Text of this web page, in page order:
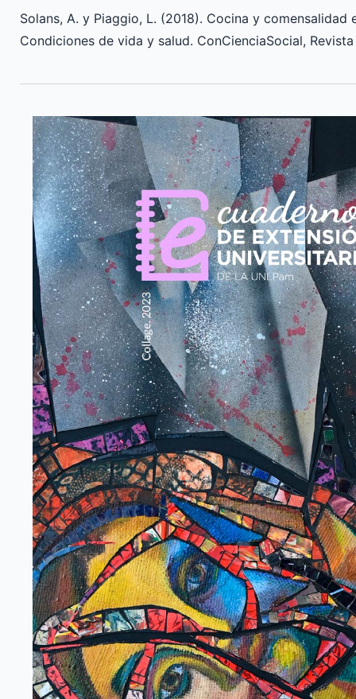
Solans, A. y Piaggio, L. (2018). Cocina y comensalidad
Condiciones de vida y salud. ConCienciaSocial,